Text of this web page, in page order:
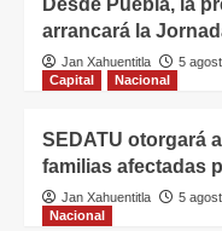
Desde Puebla, la
arrancará la
Jan Xahuentitla
5
Capital
Nacional
SEDATU otorgará
familias afectadas
Jan Xahuentitla
5
Nacional